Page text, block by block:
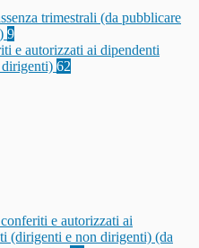
trimestrali (da pubblicare
9
e autorizzati ai dipendenti
62
e autorizzati ai
(dirigenti e non dirigenti) (da